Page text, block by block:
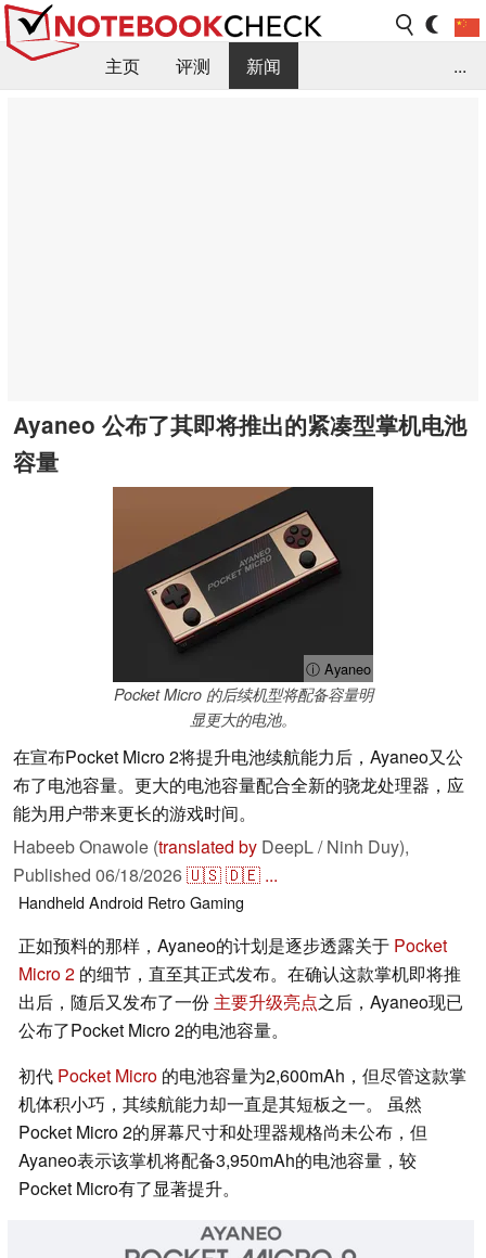
主页 评测
新闻
...
Ayaneo 公布了其即将推出的紧凑型掌机电池
容量
ⓘ Ayaneo
Pocket Micro 的后续机型将配备容量明
显更大的电池。
在宣布Pocket Micro 2将提升电池续航能力后，Ayaneo又公
布了电池容量。更大的电池容量配合全新的骁龙处理器，应
能为用户带来更长的游戏时间。
Habeeb Onawole (translated by DeepL / Ninh Duy),
Published 06/18/2026🇺🇸🇩🇪 ...
HandheldAndroid RetroGaming
正如预料的那样，Ayaneo的计划是逐步透露关于 Pocket
Micro 2 的细节，直至其正式发布。在确认这款掌机即将推
出后，随后又发布了一份 主要升级亮点之后，Ayaneo现已
公布了Pocket Micro 2的电池容量。
初代 Pocket Micro 的电池容量为2,600mAh，但尽管这款掌
机体积小巧，其续航能力却一直是其短板之一。 虽然
Pocket Micro 2的屏幕尺寸和处理器规格尚未公布，但
Ayaneo表示该掌机将配备3,950mAh的电池容量，较
Pocket Micro有了显著提升。